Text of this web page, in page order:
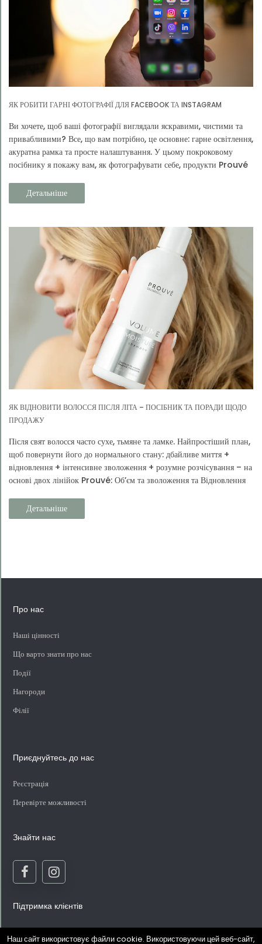
ЯК РОБИТИ ГАРНІ ФОТОГРАФІЇ ДЛЯ FACEBOOK ТА INSTAGRAM
Ви хочете, щоб ваші фотографії виглядали яскравими, чистими та
привабливими? Все, що вам потрібно, це основне: гарне освітлення,
акуратна рамка та просте налаштування. У цьому покроковому
посібнику я покажу вам, як фотографувати себе, продукти Prouvé
Детальніше
ЯК ВІДНОВИТИ ВОЛОССЯ ПІСЛЯ ЛІТА – ПОСІБНИК ТА ПОРАДИ ЩОДО
ПРОДАЖУ
Після свят волосся часто сухе, тьмяне та ламке. Найпростіший план,
щоб повернути його до нормального стану: дбайливе миття +
відновлення + інтенсивне зволоження + розумне розчісування – на
основі двох лінійок Prouvé: Об’єм та зволоження та Відновлення
Детальніше
Наш сайт використовує файли cookie. Використовуючи цей веб-сайт,
Про нас
Наші цінності
Що варто знати про нас
Події
Нагороди
Філії
Приєднуйтесь до нас
Реєстрація
Перевірте можливості
Знайти нас
Підтримка клієнтів